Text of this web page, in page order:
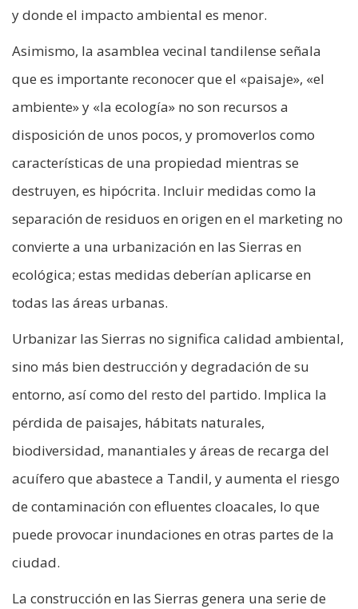
y donde el impacto ambiental es menor.
Asimismo, la asamblea vecinal tandilense señala
que es importante reconocer que el «paisaje», «el
ambiente» y «la ecología» no son recursos a
disposición de unos pocos, y promoverlos como
características de una propiedad mientras se
destruyen, es hipócrita. Incluir medidas como la
separación de residuos en origen en el marketing no
convierte a una urbanización en las Sierras en
ecológica; estas medidas deberían aplicarse en
todas las áreas urbanas.
Urbanizar las Sierras no significa calidad ambiental,
sino más bien destrucción y degradación de su
entorno, así como del resto del partido. Implica la
pérdida de paisajes, hábitats naturales,
biodiversidad, manantiales y áreas de recarga del
acuífero que abastece a Tandil, y aumenta el riesgo
de contaminación con efluentes cloacales, lo que
puede provocar inundaciones en otras partes de la
ciudad.
La construcción en las Sierras genera una serie de